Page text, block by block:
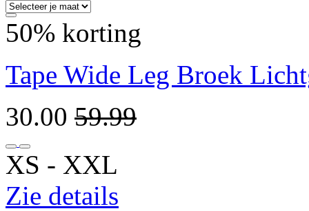
50% korting
Tape Wide Leg Broek
30.00 59.99
XS ‐ XXL
Zie details